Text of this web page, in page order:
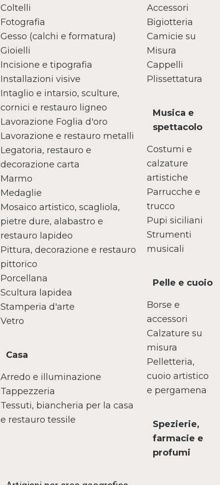
Coltelli
Fotografia
Gesso (calchi e formatura)
Gioielli
Incisione e tipografia
Installazioni visive
Intaglio e intarsio, sculture,
cornici e restauro ligneo
Lavorazione Foglia d'oro
Lavorazione e restauro metalli
Legatoria, restauro e
decorazione carta
Marmo
Medaglie
Mosaico artistico, scagliola,
pietre dure, alabastro e
restauro lapideo
Pittura, decorazione e restauro
pittorico
Porcellana
Scultura lapidea
Stamperia d'arte
Vetro
Casa
Arredo e illuminazione
Tappezzeria
Tessuti, biancheria per la casa
e restauro tessile
Accessori
Bigiotteria
Camicie su
Misura
Cappelli
Plissettatura
Musica e
spettacolo
Costumi e
calzature
artistiche
Parrucche e
trucco
Pupi siciliani
Strumenti
musicali
Pelle e cuoio
Borse e
accessori
Calzature su
misura
Pelletteria,
cuoio artistico
e pergamena
Spezierie,
farmacie e
profumi